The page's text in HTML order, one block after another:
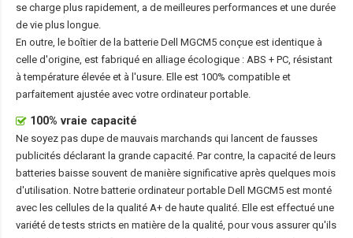
se charge plus rapidement, a de meilleures performances et une durée
de vie plus longue.
En outre, le boîtier de la batterie Dell MGCM5 conçue est identique à
celle d'origine, est fabriqué en alliage écologique : ABS + PC, résistant
à température élevée et à l'usure. Elle est 100% compatible et
parfaitement ajustée avec votre ordinateur portable.
100% vraie capacité
Ne soyez pas dupe de mauvais marchands qui lancent de fausses
publicités déclarant la grande capacité. Par contre, la capacité de leurs
batteries baisse souvent de manière significative après quelques mois
d'utilisation. Notre batterie ordinateur portable Dell MGCM5 est monté
avec les cellules de la qualité A+ de haute qualité. Elle est effectué une
variété de tests stricts en matière de la qualité, pour vous assurer qu'ils